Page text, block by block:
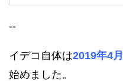
--
イデコ自体は2019年4月
始めました。